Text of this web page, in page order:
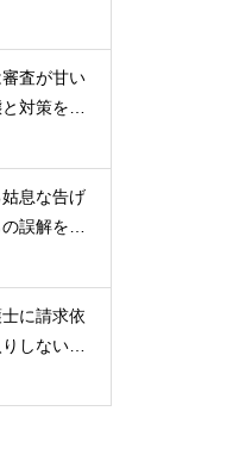
査が甘い
対策を徹
息な告げ
誤解を解
明する手
に請求依
しないた